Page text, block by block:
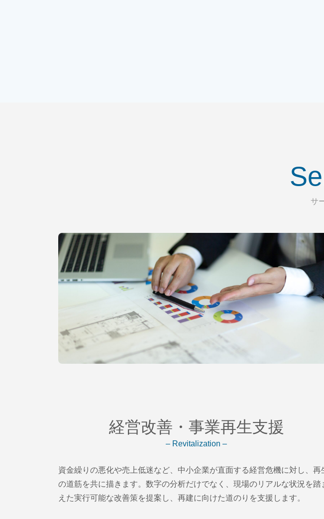
サ
経営改善・事業再生支援
– Revitalization –
資金繰りの悪化や売上低迷など、中小企業が直面する経営危機に対し、再
の道筋を共に描きます。数字の分析だけでなく、現場のリアルな状況を踏
えた実行可能な改善策を提案し、再建に向けた道のりを支援します。